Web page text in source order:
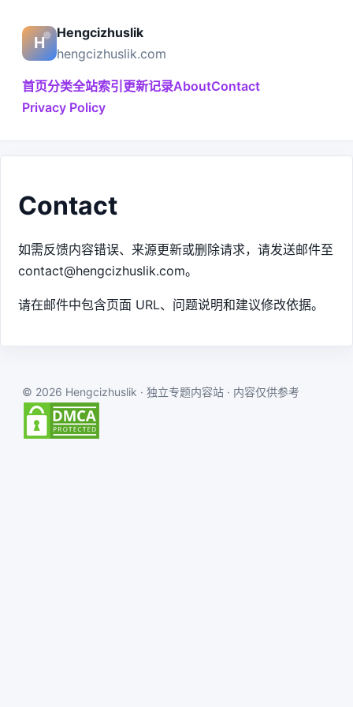
Hengcizhuslik
hengcizhuslik.com
首页分类全站索引 更新记录AboutContact
Privacy Policy
Contact
如需反馈内容错误、来源更新或删除请求，请发送邮件至
contact@hengcizhuslik.com。
请在邮件中包含页面 URL、问题说明和建议修改依据。
© 2026 Hengcizhuslik · 独立专题内容站 · 内容仅供参考